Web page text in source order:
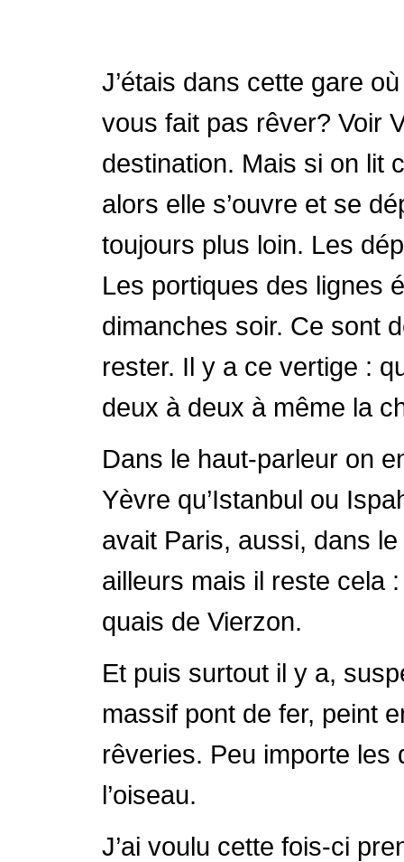
J’étais dans cette gare
vous fait pas rêver? Voir
destination. Mais si on lit
alors elle s’ouvre et se
toujours plus loin. Les
Les portiques des lignes
dimanches soir. Ce sont
rester. Il y a ce vertige :
deux à deux à même la
Dans le haut-parleur on
Yèvre qu’Istanbul ou
avait Paris, aussi, dans
ailleurs mais il reste cela
quais de Vierzon.
Et puis surtout il y a,
massif pont de fer, peint
rêveries. Peu importe les
l’oiseau.
J’ai voulu cette fois-ci